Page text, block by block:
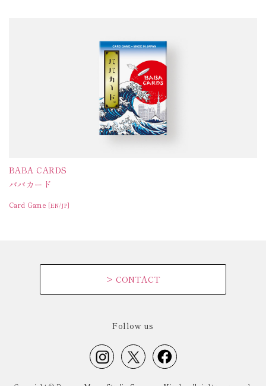
BABA CARDS
ババカード
Card Game [EN/JP]
> CONTACT
Follow us